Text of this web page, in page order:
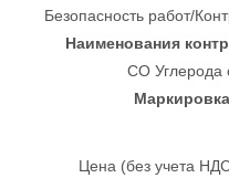
Безопасность работ/
Наименования
CO Углерода
Цена (без учета